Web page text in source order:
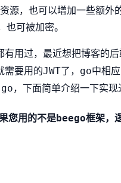
源，也可以增加一些额外
可被加密。
用过，最近想把博客的后
需要用的JWT了， go中相
，下面简单介绍一下实现
您用的不是beego框架，